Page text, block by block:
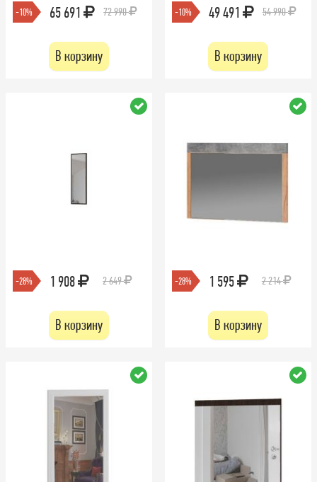
-10% 65 691 72 990
В корзину
-10% 49 491 54 990
В корзину
-28% 1 908 2 649
В корзину
-28% 1 595 2 214
В корзину